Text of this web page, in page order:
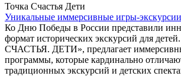
Точка Счастья Дети
Уникальные иммерсивные игры-экскурсии
Ко Дню Победы в России представили
формат исторических экскурсий для
СЧАСТЬЯ. ДЕТИ», предлагает
программы, которые кардинально
традиционных экскурсий и детских